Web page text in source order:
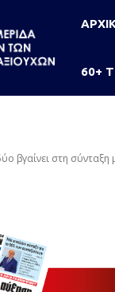
60+
βγαίνει στη